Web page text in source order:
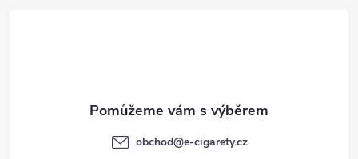
obchod@e-cigarety.cz